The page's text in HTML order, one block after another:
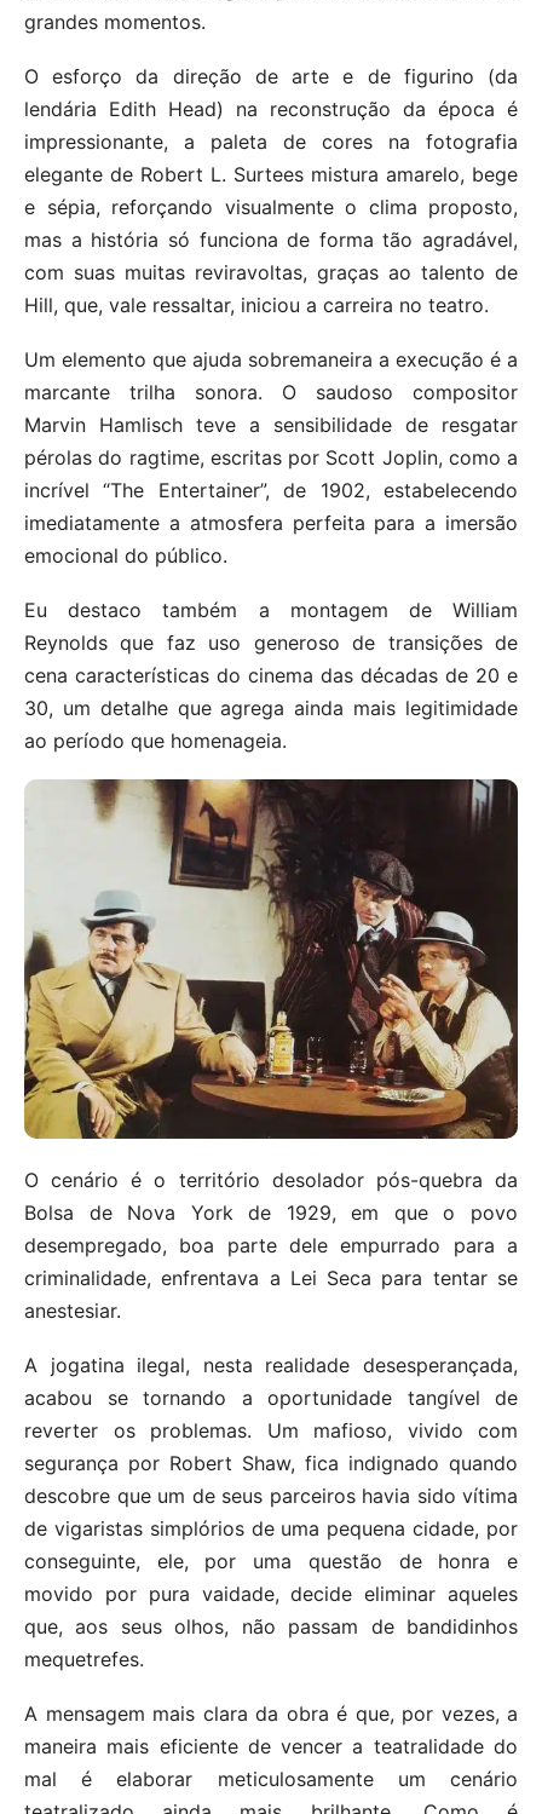
grandes momentos.
O esforço da direção de arte e de figurino (da
lendária Edith Head) na reconstrução da época é
impressionante, a paleta de cores na fotografia
elegante de Robert L. Surtees mistura amarelo, bege
e sépia, reforçando visualmente o clima proposto,
mas a história só funciona de forma tão agradável,
com suas muitas reviravoltas, graças ao talento de
Hill, que, vale ressaltar, iniciou a carreira no teatro.
Um elemento que ajuda sobremaneira a execução é a
marcante trilha sonora. O saudoso compositor
Marvin Hamlisch teve a sensibilidade de resgatar
pérolas do ragtime, escritas por Scott Joplin, como a
incrível “The Entertainer”, de 1902, estabelecendo
imediatamente a atmosfera perfeita para a imersão
emocional do público.
Eu destaco também a montagem de William
Reynolds que faz uso generoso de transições de
cena características do cinema das décadas de 20 e
30, um detalhe que agrega ainda mais legitimidade
ao período que homenageia.
O cenário é o território desolador pós-quebra da
Bolsa de Nova York de 1929, em que o povo
desempregado, boa parte dele empurrado para a
criminalidade, enfrentava a Lei Seca para tentar se
anestesiar.
A jogatina ilegal, nesta realidade desesperançada,
acabou se tornando a oportunidade tangível de
reverter os problemas. Um mafioso, vivido com
segurança por Robert Shaw, fica indignado quando
descobre que um de seus parceiros havia sido vítima
de vigaristas simplórios de uma pequena cidade, por
conseguinte, ele, por uma questão de honra e
movido por pura vaidade, decide eliminar aqueles
que, aos seus olhos, não passam de bandidinhos
mequetrefes.
A mensagem mais clara da obra é que, por vezes, a
maneira mais eficiente de vencer a teatralidade do
mal é elaborar meticulosamente um cenário